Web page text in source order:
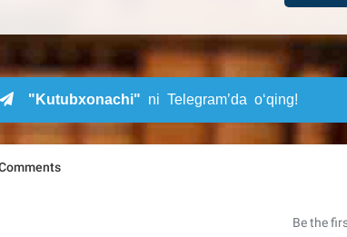
"Kutubxonachi" ni Telegram’da o‘qing!